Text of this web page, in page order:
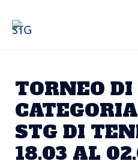
TORNEO
STG DI
18.03 AL